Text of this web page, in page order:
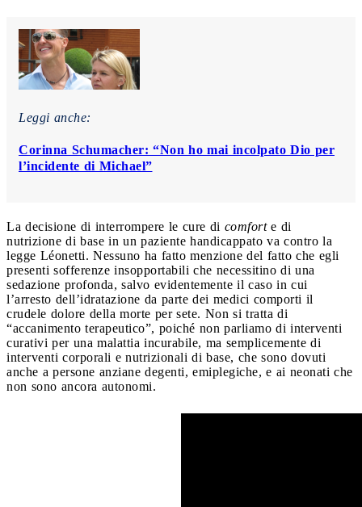
Leggi anche:
Corinna Schumacher: “Non ho mai incolpato Dio per
l’incidente di Michael”
La decisione di interrompere le cure di comforte di
nutrizione di base in un paziente handicappato va contro la
legge Léonetti. Nessuno ha fatto menzione del fatto che egli
presenti sofferenze insopportabili che necessitino di una
sedazione profonda, salvo evidentemente il caso in cui
l’arresto dell’idratazione da parte dei medici comporti il
crudele dolore della morte per sete. Non si tratta di
“accanimento terapeutico”, poiché non parliamo di interventi
curativi per una malattia incurabile, ma semplicemente di
interventi corporali e nutrizionali di base, che sono dovuti
anche a persone anziane degenti, emiplegiche, e ai neonati che
non sono ancora autonomi.